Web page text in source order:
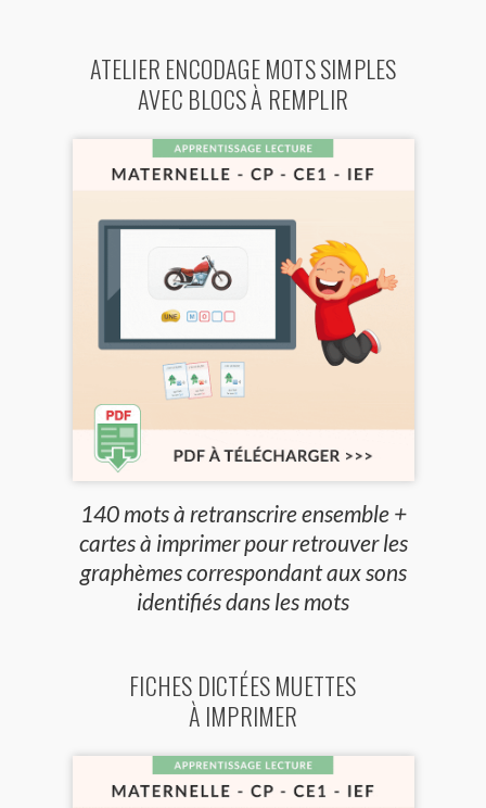
ATELIER ENCODAGE MOTS SIMPLES
AVEC BLOCS À REMPLIR
140 mots à retranscrire ensemble +
cartes à imprimer pour retrouver les
graphèmes correspondant aux sons
identifiés dans les mots
FICHES DICTÉES MUETTES
À IMPRIMER